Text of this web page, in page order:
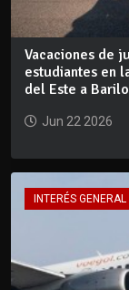
Vacaciones de
estudiantes en
del Este a
Jun 22 2026
INTERÉS GENERAL